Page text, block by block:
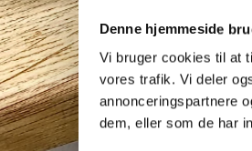
Denne hjemmeside
Vi bruger cookies til at
vores trafik. Vi deler
annonceringspartnere
dem, eller som de har